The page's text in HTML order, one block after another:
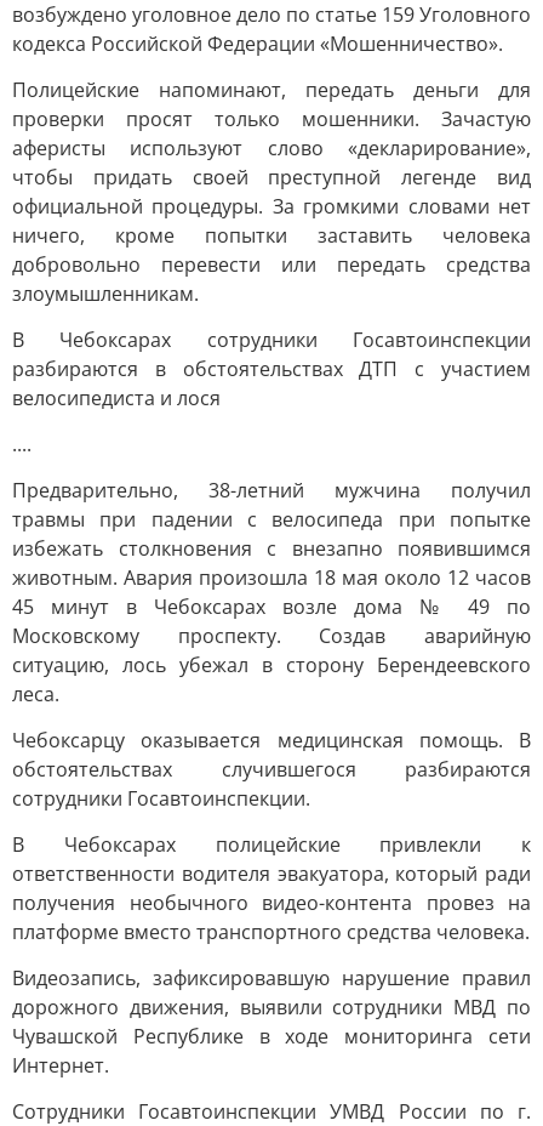
возбуждено уголовное дело по статье 159 Уголовного
кодекса Российской Федерации «Мошенничество».
Полицейские напоминают, передать деньги для
проверки просят только мошенники. Зачастую
аферисты используют слово «декларирование»,
чтобы придать своей преступной легенде вид
официальной процедуры. За громкими словами нет
ничего, кроме попытки заставить человека
добровольно перевести или передать средства
злоумышленникам.
В Чебоксарах сотрудники Госавтоинспекции
разбираются в обстоятельствах ДТП с участием
велосипедиста и лося
....
Предварительно, 38-летний мужчина получил
травмы при падении с велосипеда при попытке
избежать столкновения с внезапно появившимся
животным. Авария произошла 18 мая около 12 часов
45 минут в Чебоксарах возле дома № 49 по
Московскому проспекту. Создав аварийную
ситуацию, лось убежал в сторону Берендеевского
леса.
Чебоксарцу оказывается медицинская помощь. В
обстоятельствах случившегося разбираются
сотрудники Госавтоинспекции.
В Чебоксарах полицейские привлекли к
ответственности водителя эвакуатора, который ради
получения необычного видео-контента провез на
платформе вместо транспортного средства человека.
Видеозапись, зафиксировавшую нарушение правил
дорожного движения, выявили сотрудники МВД по
Чувашской Республике в ходе мониторинга сети
Интернет.
Сотрудники Госавтоинспекции УМВД России по г.